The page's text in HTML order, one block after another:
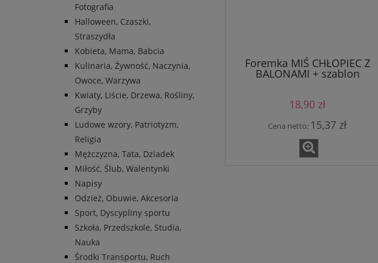
Fotografia
Halloween, Czaszki,
Straszydła
Kobieta, Mama, Babcia
Kulinaria, Żywność, Naczynia,
Owoce, Warzywa
Kwiaty, Liście, Drzewa, Rośliny,
Grzyby
Ludowe wzory, Patriotyzm,
Religia
Mężczyzna, Tata, Dziadek
Miłość, Ślub, Walentynki
Napisy
Odzież, Obuwie, Akcesoria
Sport, Dyscypliny sportu
Szkoła, Przedszkole, Studia,
Nauka
Środki Transportu, Ruch
Foremka MIŚ CHŁOPIEC Z
BALONAMI + szablon
18,90 zł
Cena netto: 15,37 zł